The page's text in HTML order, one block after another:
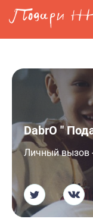
Перейти к
DabrO "
Личный вызов